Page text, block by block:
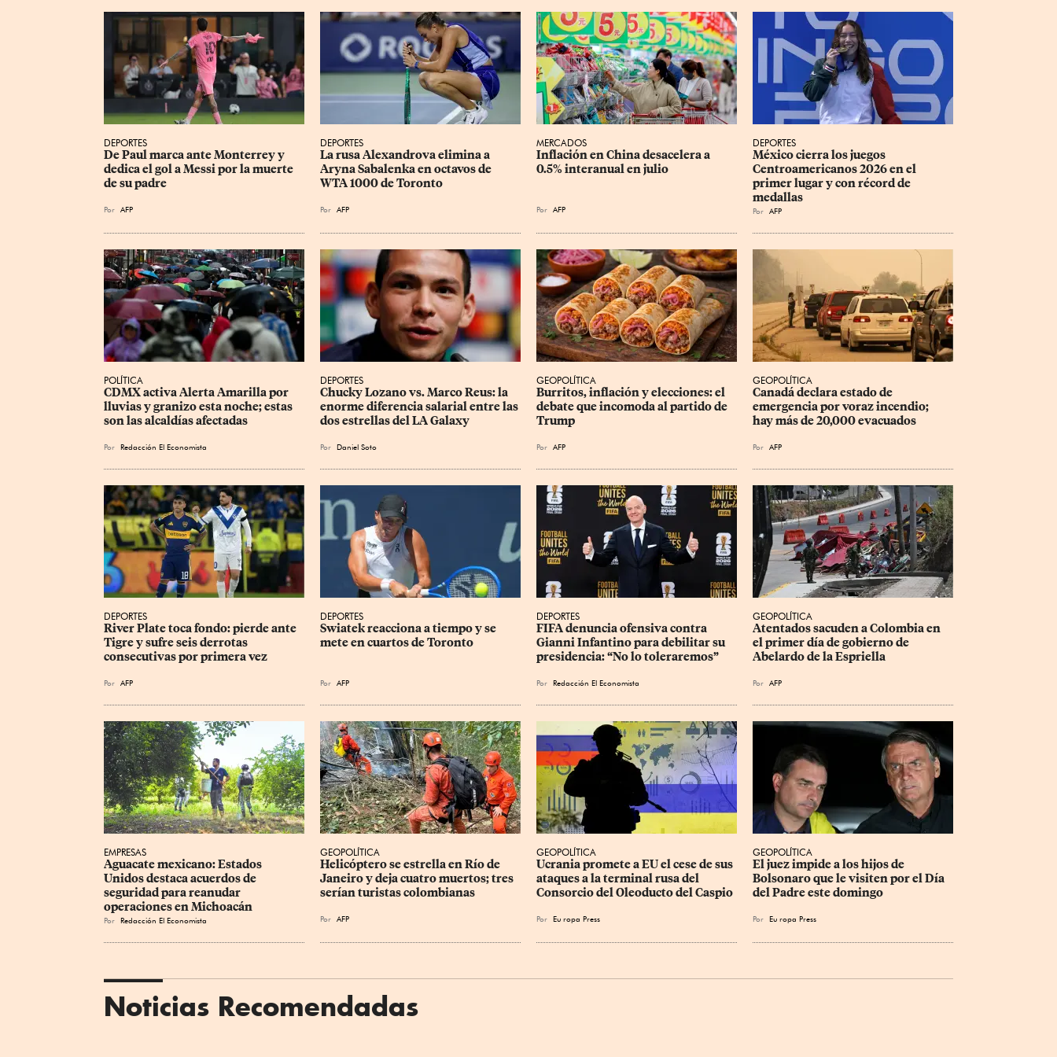
DEPORTES
De Paul marca ante Monterrey y
dedica el gol a Messi por la muerte
de su padre
Por AFP
DEPORTES
La rusa Alexandrova elimina a
Aryna Sabalenka en octavos de
WTA 1000 de Toronto
Por AFP
MERCADOS
Inflación en China desacelera a
0.5% interanual en julio
Por AFP
DEPORTES
México cierra los juegos
Centroamericanos 2026 en el
primer lugar y con récord de
medallas
Por AFP
POLÍTICA
CDMX activa Alerta Amarilla por
lluvias y granizo esta noche; estas
son las alcaldías afectadas
Por Redacción El Economista
DEPORTES
Chucky Lozano vs. Marco Reus: la
enorme diferencia salarial entre las
dos estrellas del LA Galaxy
Por Daniel Soto
GEOPOLÍTICA
Burritos, inflación y elecciones: el
debate que incomoda al partido de
Trump
Por AFP
GEOPOLÍTICA
Canadá declara estado de
emergencia por voraz incendio;
hay más de 20,000 evacuados
Por AFP
DEPORTES
River Plate toca fondo: pierde ante
Tigre y sufre seis derrotas
consecutivas por primera vez
Por AFP
DEPORTES
Swiatek reacciona a tiempo y se
mete en cuartos de Toronto
Por AFP
DEPORTES
FIFA denuncia ofensiva contra
Gianni Infantino para debilitar su
presidencia: “No lo toleraremos”
Por Redacción El Economista
GEOPOLÍTICA
Atentados sacuden a Colombia en
el primer día de gobierno de
Abelardo de la Espriella
Por AFP
EMPRESAS
Aguacate mexicano: Estados
Unidos destaca acuerdos de
seguridad para reanudar
operaciones en Michoacán
Por Redacción El Economista
GEOPOLÍTICA
Helicóptero se estrella en Río de
Janeiro y deja cuatro muertos; tres
serían turistas colombianas
Por AFP
GEOPOLÍTICA
Ucrania promete a EU el cese de sus
ataques a la terminal rusa del
Consorcio del Oleoducto del Caspio
Por Eu ropa Press
GEOPOLÍTICA
El juez impide a los hijos de
Bolsonaro que le visiten por el Día
del Padre este domingo
Por Eu ropa Press
Noticias Recomendadas